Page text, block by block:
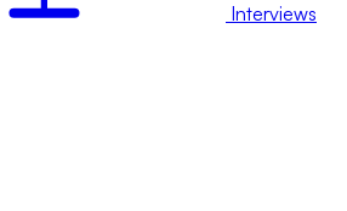
Interviews